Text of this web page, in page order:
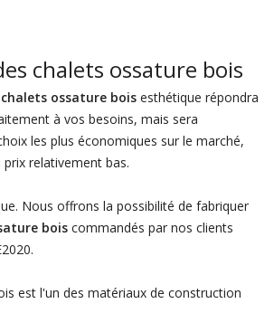
chalets ossature bois
chalets ossature boisesthétique répondra
à vos besoins, mais sera
les plus économiques sur le marché,
relativement bas.
Nous offrons la possibilité de fabriquer
boiscommandés par nos clients
est l'un des matériaux de construction